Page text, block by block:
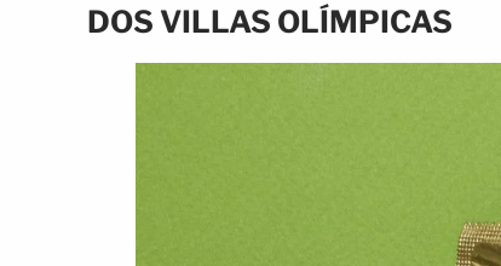
DOS VILLAS OLÍMPICAS